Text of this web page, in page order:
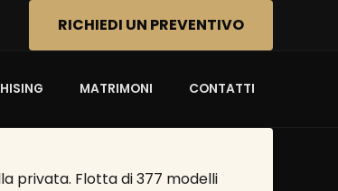
RICHIEDI UN PREVENTIVO
MATRIMONI CONTATTI
privata. Flotta di 377 modelli